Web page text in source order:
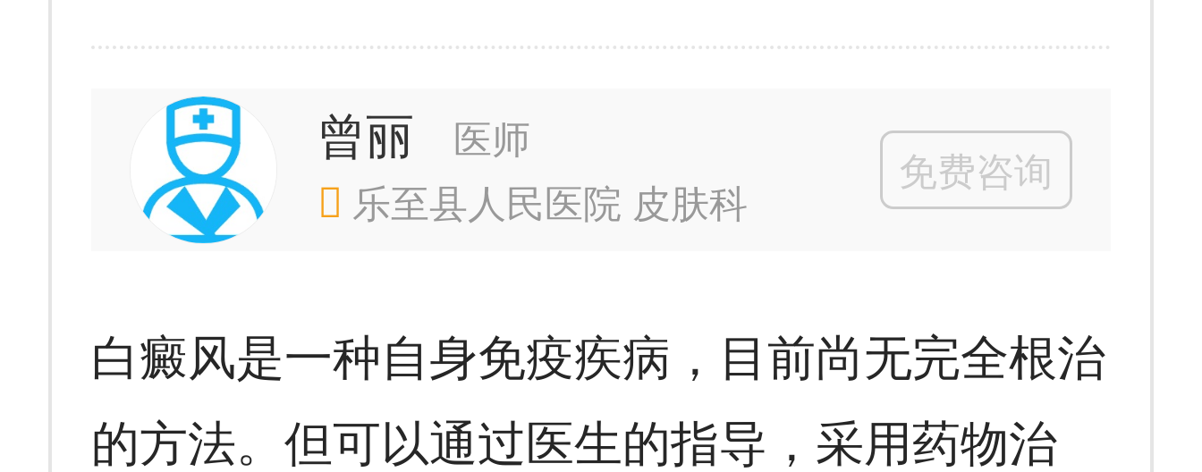
曾丽
医师
乐至县人民医院 皮肤科
免费咨询
白癜风是一种自身免疫疾病，目前尚无完全根治
的方法。但可以通过医生的指导，采用药物治